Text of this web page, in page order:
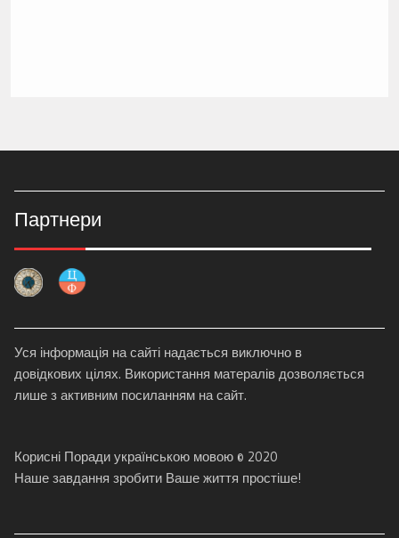
Партнери
Уся інформація на сайті надається виключно в
довідкових цілях. Використання матералів дозволяється
лише з активним посиланням на сайт.
Корисні Поради українською мовою © 2020
Наше завдання зробити Ваше життя простіше!